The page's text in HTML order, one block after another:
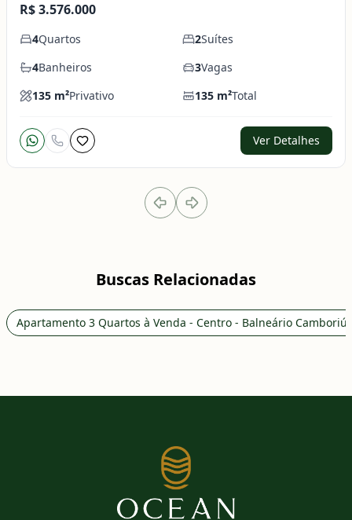
R$ 3.576.000
4Quartos 2Suítes
4Banheiros 3Vagas
135 m²Privativo 135 m²Total
Ver Detalhes
Buscas Relacionadas
Apartamento 3 Quartos à Venda - Centro - Balneário Camboriú/